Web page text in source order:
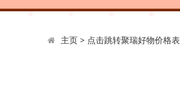
主页> 点击跳转聚瑞好物价格表